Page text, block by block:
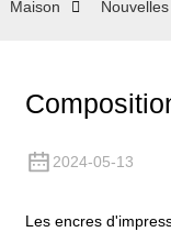
Maison Nouvelles
2024-05-13
Les encres